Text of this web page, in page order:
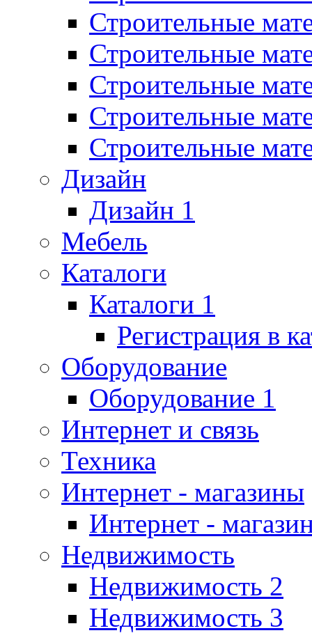
Строительные
Строительные
Строительные
Строительные
Строительные
Дизайн
Дизайн 1
Мебель
Каталоги
Каталоги 1
Регистрация в
Оборудование
Оборудование 1
Интернет и связь
Техника
Интернет - магазины
Интернет -
Недвижимость
Недвижимость 2
Недвижимость 3